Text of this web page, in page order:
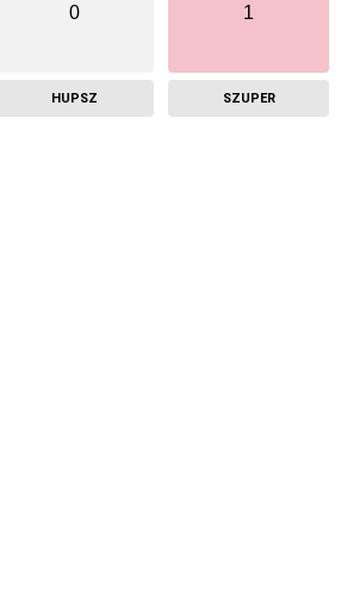
0
HUPSZ
1
SZUPER